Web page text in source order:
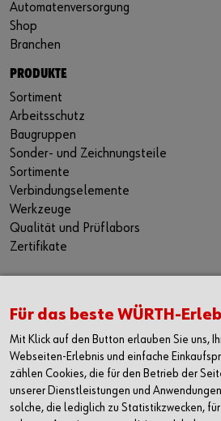
Automatenversorgung
Shop
Branchen
PRODUKTE
Sortiment
Arbeitsschutz
Baugruppen
Sonder- und Zeichnungsteile
Sortimente
Verbindungselemente
Werkzeuge
Qualität und Prüflabors
Zertifikate
DIE WÜRTH APP
Apple iOS
Google Android
Windows Phone
KONTAKT
Für das beste WÜRTH-
Mit Klick auf den Button erlauben Sie uns,
Webseiten-Erlebnis und einfache
zählen Cookies, die für den Betrieb der
unserer Dienstleistungen und
solche, die lediglich zu Statistikzwecken,